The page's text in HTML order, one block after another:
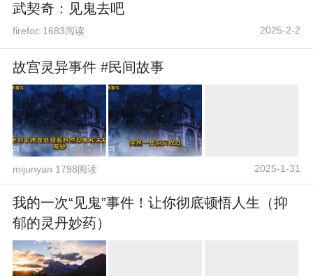
武契奇：见鬼去吧
firefoc 1683阅读 2025-2-2
故宫灵异事件 #民间故事
mijunyan 1798阅读 2025-1-31
我的一次“见鬼”事件！让你彻底顿悟人生（抑
郁的灵丹妙药）